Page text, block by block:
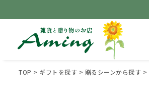
TOP ギフトを探す 贈るシーンから探す